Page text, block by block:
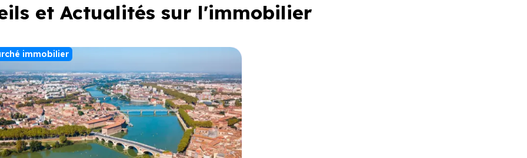
et Actualités sur l'immobilier
immobilier